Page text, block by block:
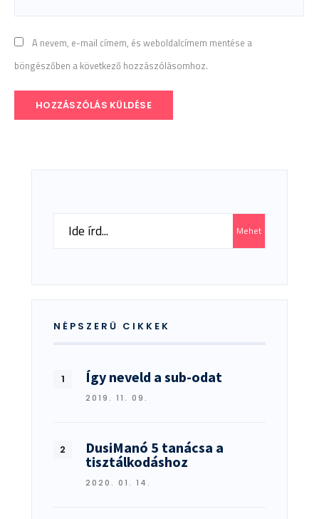
A nevem, e-mail címem, és weboldalcímem mentése a
böngészőben a következő hozzászólásomhoz.
Search
Mehet
NÉPSZERŰ CIKKEK
Így neveld a sub-odat
2019. 11. 09.
DusiManó 5 tanácsa a
tisztálkodáshoz
2020. 01. 14.